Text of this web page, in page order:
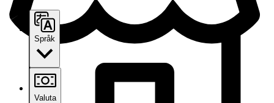
Språk
Valuta